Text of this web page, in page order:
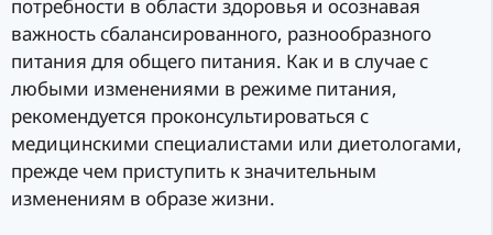
потребности в области здоровья и осознавая
важность сбалансированного, разнообразного
питания для общего питания. Как и в случае с
любыми изменениями в режиме питания,
рекомендуется проконсультироваться с
медицинскими специалистами или диетологами,
прежде чем приступить к значительным
изменениям в образе жизни.